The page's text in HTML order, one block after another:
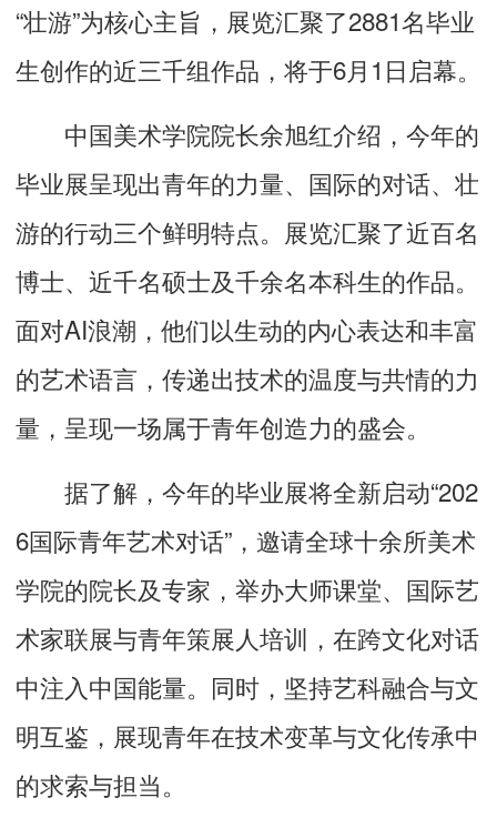
“壮游”为核心主旨，展览汇聚了2881名毕业
生创作的近三千组作品，将于6月1日启幕。
中国美术学院院长余旭红介绍，今年的
毕业展呈现出青年的力量、国际的对话、壮
游的行动三个鲜明特点。展览汇聚了近百名
博士、近千名硕士及千余名本科生的作品。
面对AI浪潮，他们以生动的内心表达和丰富
的艺术语言，传递出技术的温度与共情的力
量，呈现一场属于青年创造力的盛会。
据了解，今年的毕业展将全新启动“202
6国际青年艺术对话”，邀请全球十余所美术
学院的院长及专家，举办大师课堂、国际艺
术家联展与青年策展人培训，在跨文化对话
中注入中国能量。同时，坚持艺科融合与文
明互鉴，展现青年在技术变革与文化传承中
的求索与担当。